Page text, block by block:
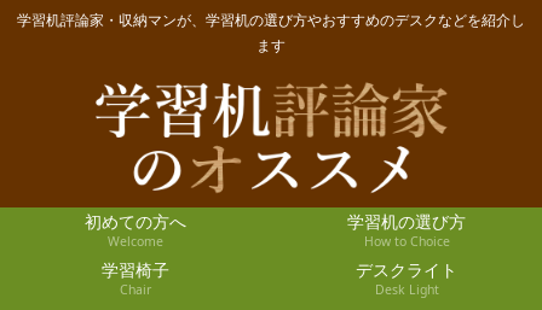
学習机評論家・収納マンが、学習机の選び方やおすすめのデスクなどを紹介し
ます
初めての方へ
Welcome
学習机の選び方
How to Choice
学習椅子
Chair
デスクライト
Desk Light